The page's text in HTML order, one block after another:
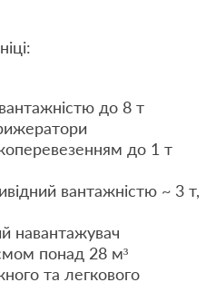
до 8 т
до 1 т
вантажністю ~ 3 т,
навантажувач
понад 28 м³
та легкового